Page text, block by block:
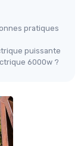
pratiques
puissante
6000w ?